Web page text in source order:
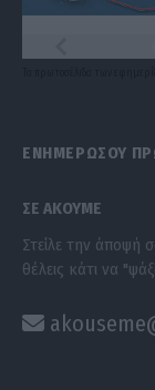
ΕΝΗΜΕΡΩΣΟΥ
ΣΕ ΑΚΟΥΜΕ
Στείλε την άποψή
θέλεις κάτι να